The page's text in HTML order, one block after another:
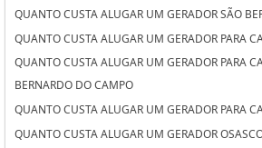
QUANTO CUSTA ALUGAR UM GERADOR SÃO
QUANTO CUSTA ALUGAR UM GERADOR PARA
QUANTO CUSTA ALUGAR UM GERADOR PARA
BERNARDO DO CAMPO
QUANTO CUSTA ALUGAR UM GERADOR PARA
QUANTO CUSTA ALUGAR UM GERADOR